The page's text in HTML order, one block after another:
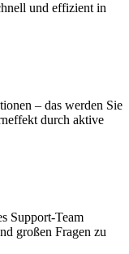
und effizient in
– das werden Sie
durch aktive
Support-Team
großen Fragen zu